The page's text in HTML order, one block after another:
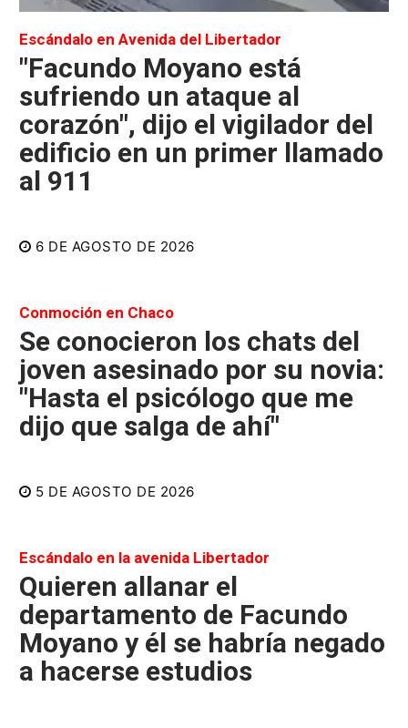
Escándalo en Avenida del Libertador
"Facundo Moyano está
sufriendo un ataque al
corazón", dijo el vigilador del
edificio en un primer llamado
al 911
6 DE AGOSTO DE 2026
Conmoción en Chaco
Se conocieron los chats del
joven asesinado por su novia:
"Hasta el psicólogo que me
dijo que salga de ahí"
5 DE AGOSTO DE 2026
Escándalo en la avenida Libertador
Quieren allanar el
departamento de Facundo
Moyano y él se habría negado
a hacerse estudios